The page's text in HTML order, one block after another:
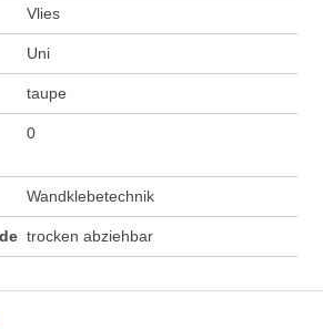
Vlies
Uni
taupe
0
Wandklebetechnik
trocken abziehbar